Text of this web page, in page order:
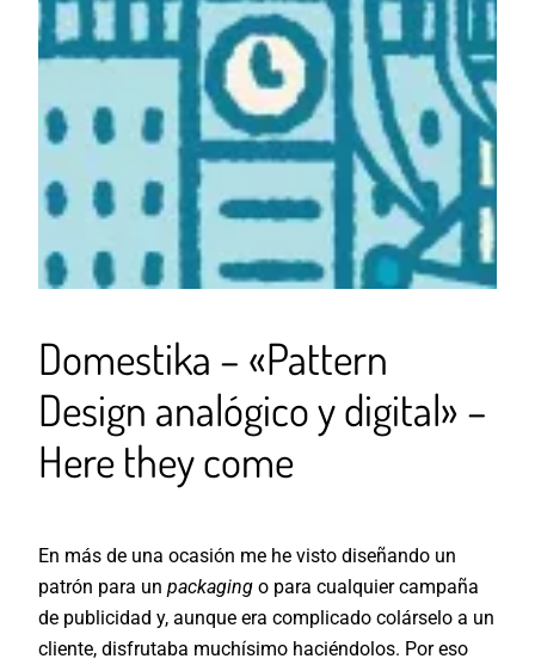
Domestika – «Pattern
Design analógico y digital» –
Here they come
En más de una ocasión me he visto diseñando un
patrón para un packaging o para cualquier campaña
de publicidad y, aunque era complicado colárselo a un
cliente, disfrutaba muchísimo haciéndolos. Por eso